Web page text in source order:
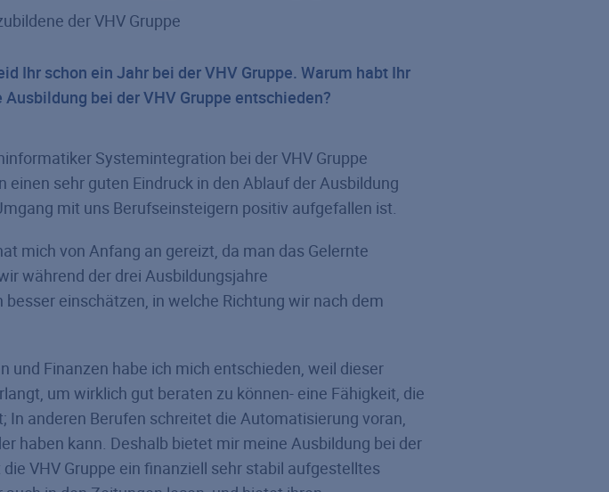
der VHV Gruppe
Ihr schon ein Jahr bei der VHV Gruppe. Warum habt Ihr
bei der VHV Gruppe entschieden?
Systemintegration bei der VHV Gruppe
sehr guten Eindruck in den Ablauf der Ausbildung
mit uns Berufseinsteigern positiv aufgefallen ist.
mich von Anfang an gereizt, da man das Gelernte
während der drei Ausbildungsjahre
einschätzen, in welche Richtung wir nach dem
und Finanzen habe ich mich entschieden, weil dieser
um wirklich gut beraten zu können- eine Fähigkeit, die
anderen Berufen schreitet die Automatisierung voran,
haben kann. Deshalb bietet mir meine Ausbildung bei der
VHV Gruppe ein finanziell sehr stabil aufgestelltes